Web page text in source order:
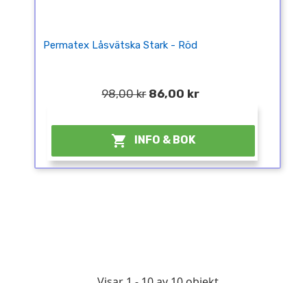
Permatex Låsvätska Stark - Röd
98,00 kr 86,00 kr
 INFO & BOK